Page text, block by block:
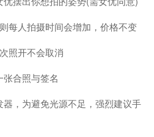
每人拍摄时间会增加，价格不变
照开不会取消
合照与签名
，为避免光源不足，强烈建议手